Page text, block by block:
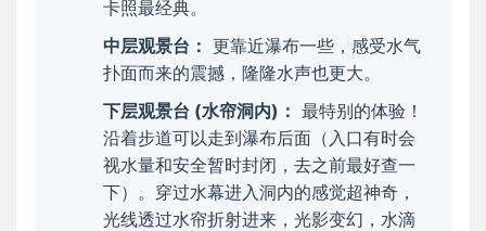
卡照最经典。
中层观景台： 更靠近瀑布一些，感受水气
扑面而来的震撼，隆隆水声也更大。
下层观景台 (水帘洞内)： 最特别的体验！
沿着步道可以走到瀑布后面（入口有时会
视水量和安全暂时封闭，去之前最好查一
下）。穿过水幕进入洞内的感觉超神奇，
光线透过水帘折射进来，光影变幻，水滴